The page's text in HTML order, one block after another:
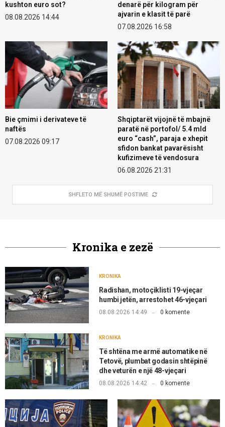
kushton euro sot?
08.08.2026 14:44
denarë për kilogram për
ajvarin e klasit të parë
07.08.2026 16:58
Bie çmimi i derivateve të
naftës
07.08.2026 09:17
Shqiptarët vijojnë të mbajnë
paratë në portofol/ 5.4 mld
euro “cash”, paraja e xhepit
sfidon bankat pavarësisht
kufizimeve të vendosura
06.08.2026 21:31
SHFLETO MË SHUMË POSTIME
Kronika e zezë
KRONIKA
Radishan, motoçiklisti 19-vjeçar
humbi jetën, arrestohet 46-vjeçari
08.08.2026 14:49 0 komente
KRONIKA
Të shtëna me armë automatike në
Tetovë, plumbat godasin shtëpinë
dhe veturën e një 48-vjeçari
08.08.2026 14:42 0 komente